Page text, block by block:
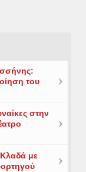
του
στην
με